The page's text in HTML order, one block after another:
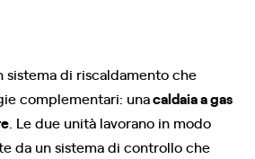
sistema di riscaldamento che
complementari: unacaldaia a gas
. Le due unità lavorano in modo
da un sistema di controllo che